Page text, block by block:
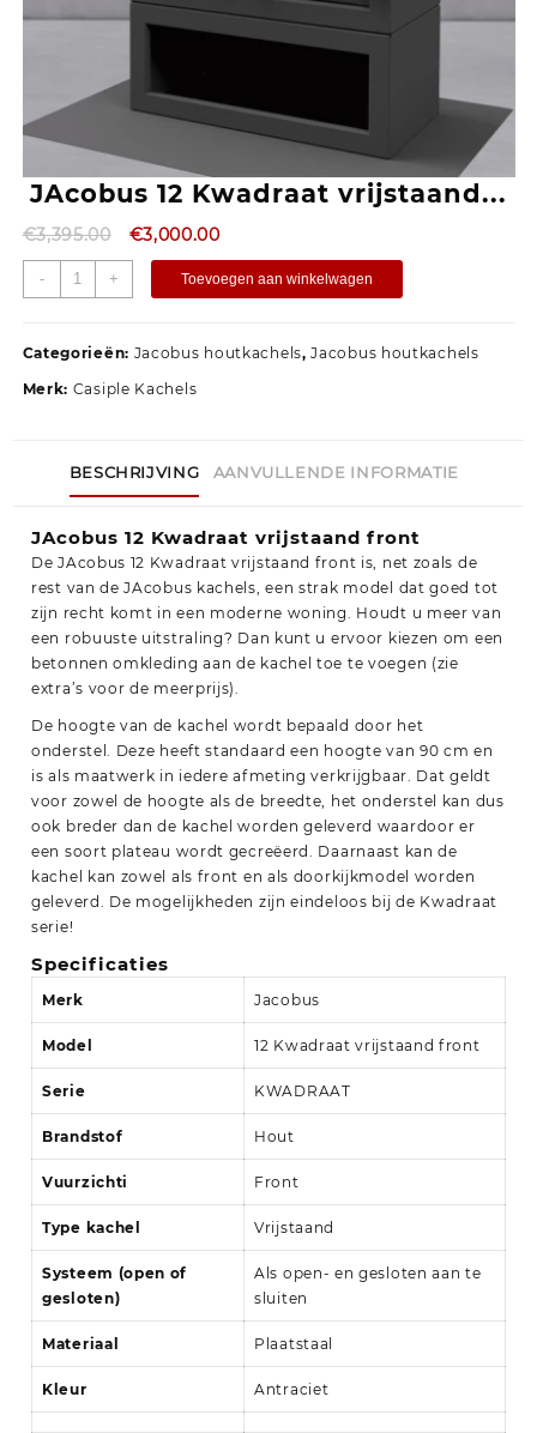
JAcobus 12 Kwadraat vrijstaand...
€3,395.00 €3,000.00
- + Toevoegen aan winkelwagen
Categorieën: Jacobus houtkachels,Jacobus houtkachels
Merk: Casiple Kachels
BESCHRIJVING AANVULLENDE INFORMATIE
JAcobus 12 Kwadraat vrijstaand front
De JAcobus 12 Kwadraat vrijstaand front is, net zoals de
rest van de JAcobus kachels, een strak model dat goed tot
zijn recht komt in een moderne woning. Houdt u meer van
een robuuste uitstraling? Dan kunt u ervoor kiezen om een
betonnen omkleding aan de kachel toe te voegen (zie
extra’s voor de meerprijs).
De hoogte van de kachel wordt bepaald door het
onderstel. Deze heeft standaard een hoogte van 90 cm en
is als maatwerk in iedere afmeting verkrijgbaar. Dat geldt
voor zowel de hoogte als de breedte, het onderstel kan dus
ook breder dan de kachel worden geleverd waardoor er
een soort plateau wordt gecreëerd. Daarnaast kan de
kachel kan zowel als front en als doorkijkmodel worden
geleverd. De mogelijkheden zijn eindeloos bij de Kwadraat
serie!
Specificaties
Merk Jacobus
Model 12 Kwadraat vrijstaand front
Serie KWADRAAT
Brandstof Hout
Vuurzichti Front
Type kachel Vrijstaand
Systeem (open of
gesloten)
Als open- en gesloten aan te
sluiten
Materiaal Plaatstaal
Kleur Antraciet